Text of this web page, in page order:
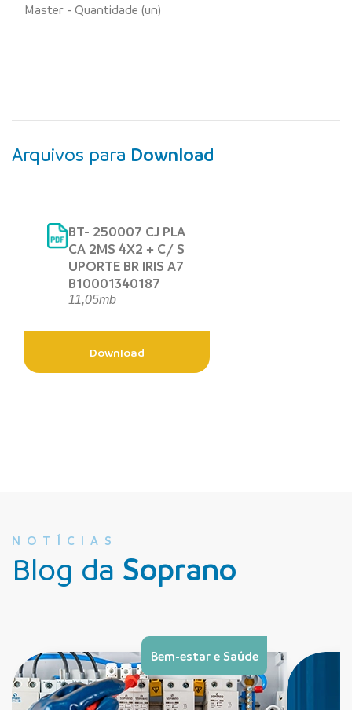
Master - Quantidade (un)
Arquivos para Download
BT- 250007 CJ PLA
CA 2MS 4X2 + C/ S
UPORTE BR IRIS A7
B10001340187
11,05mb
Download
NOTÍCIAS
Blog da Soprano
Bem-estar e Saúde